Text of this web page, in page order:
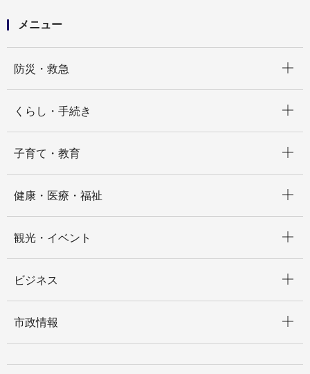
メニュー
防災・救急
くらし・手続き
子育て・教育
健康・医療・福祉
観光・イベント
ビジネス
市政情報